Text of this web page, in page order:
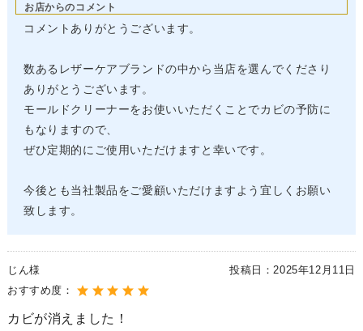
お店からのコメント
コメントありがとうございます。
数あるレザーケアブランドの中から当店を選んでくださり
ありがとうございます。
モールドクリーナーをお使いいただくことでカビの予防に
もなりますので、
ぜひ定期的にご使用いただけますと幸いです。
今後とも当社製品をご愛顧いただけますよう宜しくお願い
致します。
じん様 投稿日：2025年12月11日
おすすめ度：
カビが消えました！